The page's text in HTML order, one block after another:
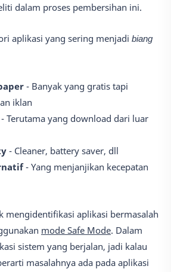
dalam proses pembersihan ini.
aplikasi yang sering menjadi biang
- Banyak yang gratis tapi
iklan
- Terutama yang download dari luar
- Cleaner, battery saver, dll
- Yang menjanjikan kecepatan
mengidentifikasi aplikasi bermasalah
mode Safe Mode. Dalam
sistem yang berjalan, jadi kalau
masalahnya ada pada aplikasi